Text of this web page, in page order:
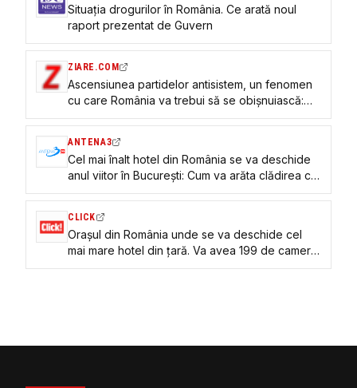
Situația drogurilor în România. Ce arată noul
raport prezentat de Guvern
ZIARE.COM
Ascensiunea partidelor antisistem, un fenomen
cu care România va trebui să se obișnuiască:
„Ținute în frâu astfel încât să nu ne deraieze de
ANTENA3
Cel mai înalt hotel din România se va deschide
anul viitor în București: Cum va arăta clădirea cu
199 de camere și piscină la etajul 22
CLICK
Orașul din România unde se va deschide cel
mai mare hotel din țară. Va avea 199 de camere
și piscină la etajul 22. Când vor fi finalizate